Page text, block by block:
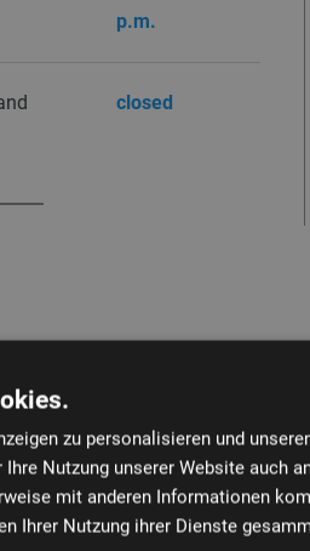
p.m.
closed
Your Data
Email *
zu personalisieren und
Nutzung unserer Website auch
mit anderen Informationen
Ihrer Nutzung ihrer Dienste